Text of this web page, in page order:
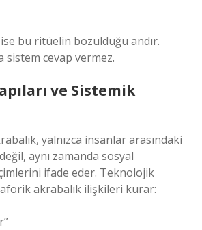
ise bu ritüelin bozulduğu andır.
sistem cevap vermez.
ve Sistemik
yalnızca insanlar arasındaki
aynı zamanda sosyal
ifade eder. Teknolojik
akrabalık ilişkileri kurar: